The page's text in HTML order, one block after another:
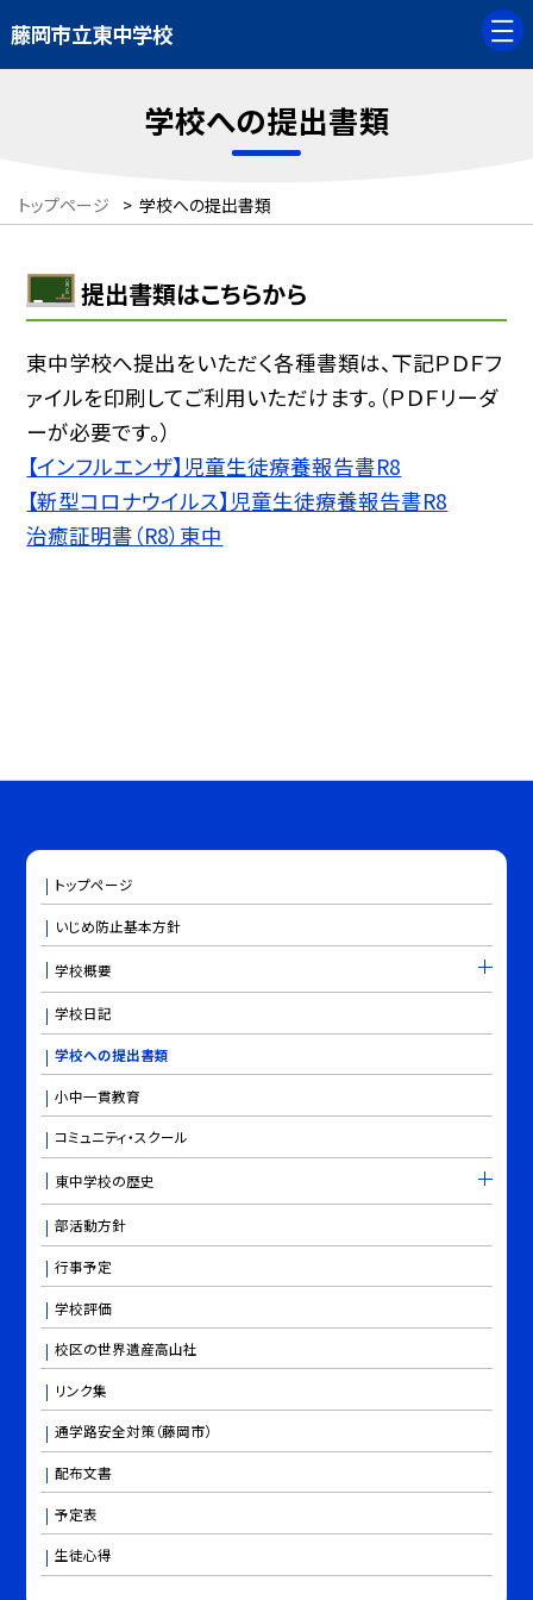
藤岡市立東中学校
学校への提出書類
トップページ > 学校への提出書類
提出書類はこちらから
東中学校へ提出をいただく各種書類は、下記ＰＤＦフ
ァイルを印刷してご利用いただけます。（ＰＤＦリーダ
ーが必要です。）
【インフルエンザ】児童生徒療養報告書R8
【新型コロナウイルス】児童生徒療養報告書R8
治癒証明書（R8）東中
トップページ
いじめ防止基本方針
学校概要
学校日記
学校への提出書類
小中一貫教育
コミュニティ・スクール
東中学校の歴史
部活動方針
行事予定
学校評価
校区の世界遺産高山社
リンク集
通学路安全対策（藤岡市）
配布文書
予定表
生徒心得